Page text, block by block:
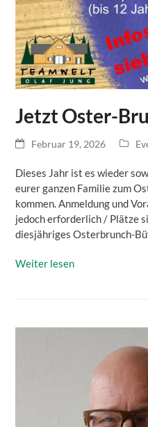
Jetzt Oster-
Februar 19, 2026
Dieses Jahr ist es wieder
eurer ganzen Familie zum
kommen. Anmeldung und
jedoch erforderlich / Plätze
diesjähriges Osterbrunch-
Weiter lesen